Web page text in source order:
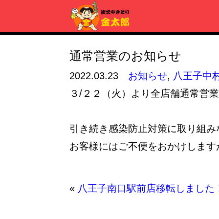
通常営業のお知らせ
2022.03.23 お知らせ, 八王子中
３/２２（火）より全店舗通常営
引き続き感染防止対策に取り組
お客様にはご不便をおかけしま
« 八王子南口駅前店移転しました